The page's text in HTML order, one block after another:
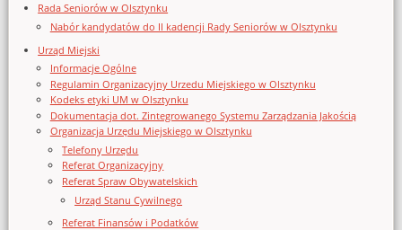
Rada Seniorów w Olsztynku
Nabór kandydatów do II kadencji Rady Seniorów w Olsztynku
Urząd Miejski
Informacje Ogólne
Regulamin Organizacyjny Urzedu Miejskiego w Olsztynku
Kodeks etyki UM w Olsztynku
Dokumentacja dot. Zintegrowanego Systemu Zarządzania Jakością
Organizacja Urzędu Miejskiego w Olsztynku
Telefony Urzędu
Referat Organizacyjny
Referat Spraw Obywatelskich
Urząd Stanu Cywilnego
Referat Finansów i Podatków